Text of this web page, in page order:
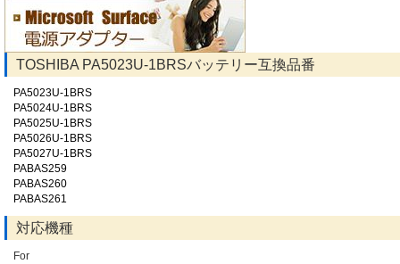
TOSHIBA PA5023U-1BRSバッテリー互換品番
PA5023U-1BRS
PA5024U-1BRS
PA5025U-1BRS
PA5026U-1BRS
PA5027U-1BRS
PABAS259
PABAS260
PABAS261
対応機種
For